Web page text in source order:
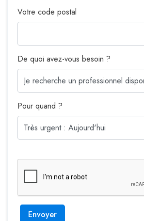
Votre code postal
De quoi avez-vous besoin ?
Pour quand ?
Envoyer